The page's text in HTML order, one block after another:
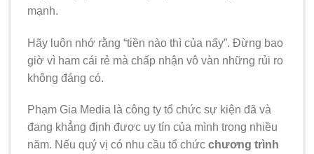
mạnh.
Hãy luôn nhớ rằng “tiền nào thì của nấy”. Đừng bao
giờ vì ham cái rẻ mà chấp nhận vô vàn những rủi ro
không đáng có.
Phạm Gia Media là công ty tổ chức sự kiện đã và
đang khẳng định được uy tín của mình trong nhiều
năm. Nếu quý vị có nhu cầu tổ chức chương trình